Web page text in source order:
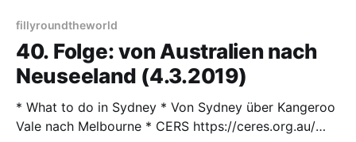
fillyroundtheworld
40. Folge: von Australien nach
Neuseeland (4.3.2019)
* What to do in Sydney * Von Sydney über Kangeroo
Vale nach Melbourne * CERS https://ceres.org.au/